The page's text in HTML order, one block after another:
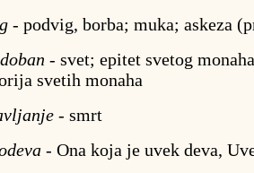
- podvig, borba; muka; askeza
- svet; epitet svetog
svetih monaha
- smrt
- Ona koja je uvek deva,